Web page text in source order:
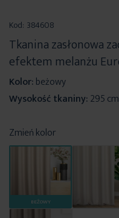
początek
galerii
Kod: 384608
Tkanina zasłonowa
efektem melanżu
Kolor:beżowy
Wysokość tkaniny:295 cm
Zmień kolor
BEŻOWY